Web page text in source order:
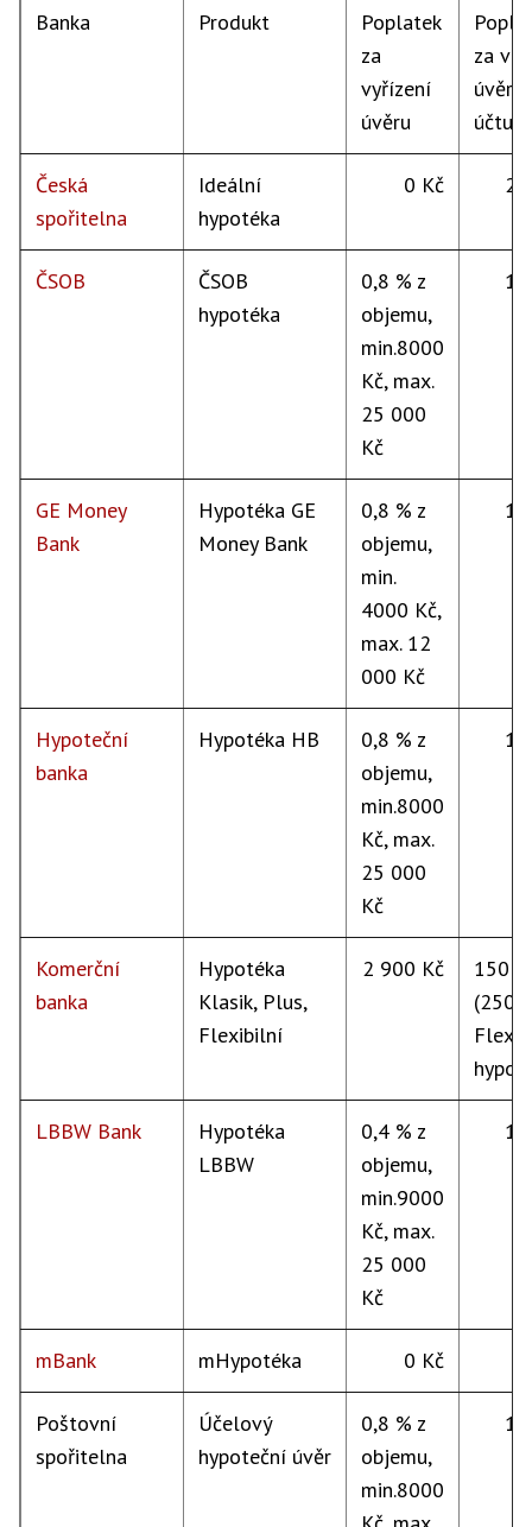
Banka
Produkt
Poplatek
za
vyřízení
úvěru
za
účtu
Česká
spořitelna
Ideální
hypotéka
0 Kč
ČSOB
ČSOB
hypotéka
0,8 % z
objemu,
min.8000
Kč, max.
25 000
Kč
GE Money
Bank
Hypotéka GE
Money Bank
0,8 % z
objemu,
min.
4000 Kč,
max. 12
000 Kč
Hypoteční
banka
Hypotéka HB
0,8 % z
objemu,
min.8000
Kč, max.
25 000
Kč
Komerční
banka
Hypotéka
Klasik, Plus,
Flexibilní
2 900 Kč
150
(250
LBBW Bank
Hypotéka
LBBW
0,4 % z
objemu,
min.9000
Kč, max.
25 000
Kč
mBank mHypotéka 0 Kč
Poštovní
spořitelna
Účelový
hypoteční úvěr
0,8 % z
objemu,
min.8000